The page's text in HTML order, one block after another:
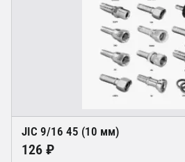
JIC 9/16 45 (10 мм)
126 ₽